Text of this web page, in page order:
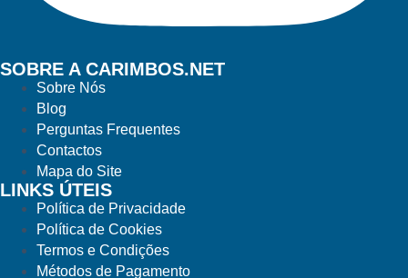
SOBRE A CARIMBOS.NET
Sobre Nós
Blog
Perguntas Frequentes
Contactos
Mapa do Site
LINKS ÚTEIS
Política de Privacidade
Política de Cookies
Termos e Condições
Métodos de Pagamento